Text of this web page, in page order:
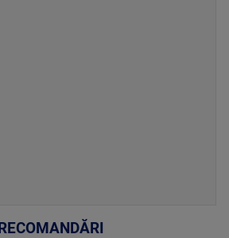
RECOMANDĂRI